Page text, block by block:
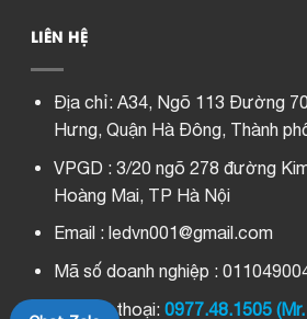
LIÊN HỆ
Địa chỉ: A34, Ngõ 113 Đường
Hưng, Quận Hà Đông, Thành
VPGD : 3/20 ngõ 278 đường
Hoàng Mai, TP Hà Nội
Email : ledvn001@gmail.com
Mã số doanh nghiệp :
Số điện thoại: 0977.48.1505